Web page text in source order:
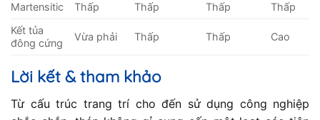
Martensitic
Thấp Thấp Thấp
Thấp
Kết tủa
đông cứng
Vừa phải Thấp Thấp Cao
Lời kết & tham khảo
Từ cấu trúc trang trí cho đến sử dụng công nghiệp